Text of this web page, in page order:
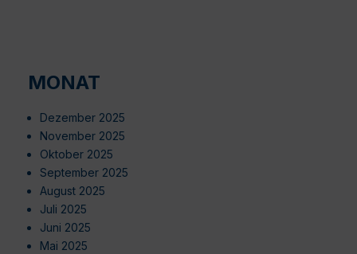
MONAT
Dezember 2025
November 2025
Oktober 2025
September 2025
August 2025
Juli 2025
Juni 2025
Mai 2025